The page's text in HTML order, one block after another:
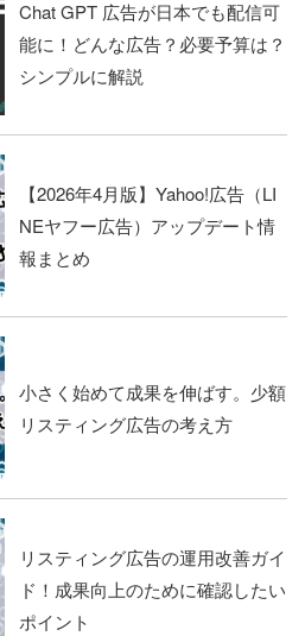
Chat GPT 広告が日本でも配信可
能に！どんな広告？必要予算は？
シンプルに解説
【2026年4月版】Yahoo!広告（LI
NEヤフー広告）アップデート情
報まとめ
小さく始めて成果を伸ばす。少額
リスティング広告の考え方
リスティング広告の運用改善ガイ
ド！成果向上のために確認したい
ポイント